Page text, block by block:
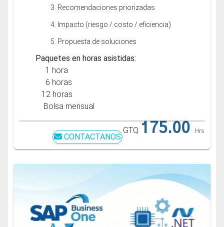
3. Recomendaciones priorizadas
4. Impacto (riesgo / costo / eficiencia)
5. Propuesta de soluciones
Paquetes en horas asistidas:
1 hora
6 horas
12 horas
Bolsa mensual
GTQ 175.00Hrs
CONTACTANOS